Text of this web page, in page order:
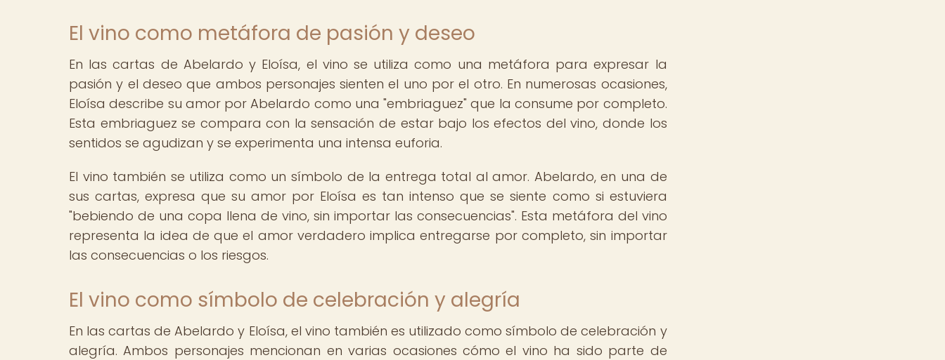
El vino como metáfora de pasión y deseo
En las cartas de Abelardo y Eloísa, el vino se utiliza como una metáfora para expresar la
pasión y el deseo que ambos personajes sienten el uno por el otro. En numerosas ocasiones,
Eloísa describe su amor por Abelardo como una "embriaguez" que la consume por completo.
Esta embriaguez se compara con la sensación de estar bajo los efectos del vino, donde los
sentidos se agudizan y se experimenta una intensa euforia.
El vino también se utiliza como un símbolo de la entrega total al amor. Abelardo, en una de
sus cartas, expresa que su amor por Eloísa es tan intenso que se siente como si estuviera
"bebiendo de una copa llena de vino, sin importar las consecuencias". Esta metáfora del vino
representa la idea de que el amor verdadero implica entregarse por completo, sin importar
las consecuencias o los riesgos.
El vino como símbolo de celebración y alegría
En las cartas de Abelardo y Eloísa, el vino también es utilizado como símbolo de celebración y
alegría. Ambos personajes mencionan en varias ocasiones cómo el vino ha sido parte de